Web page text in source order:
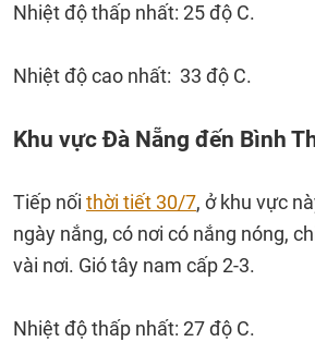
Nhiệt độ thấp nhất: 25 độ C.
Nhiệt độ cao nhất: 33 độ C.
Khu vực Đà Nẵng đến Bình
Tiếp nối thời tiết 30/7, ở khu vực
ngày nắng, có nơi có nắng nóng,
vài nơi. Gió tây nam cấp 2-3.
Nhiệt độ thấp nhất: 27 độ C.